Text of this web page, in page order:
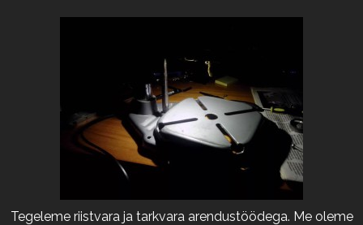
Tegeleme riistvara ja tarkvara arendustöödega. Me oleme